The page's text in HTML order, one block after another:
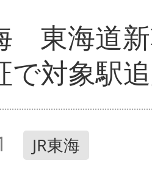
東海道
で対象駅
JR東海